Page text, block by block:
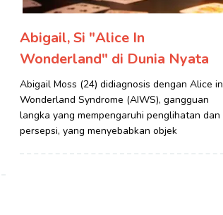
Abigail, Si "Alice In
Wonderland" di Dunia Nyata
Abigail Moss (24) didiagnosis dengan Alice in
Wonderland Syndrome (AIWS), gangguan
langka yang mempengaruhi penglihatan dan
persepsi, yang menyebabkan objek